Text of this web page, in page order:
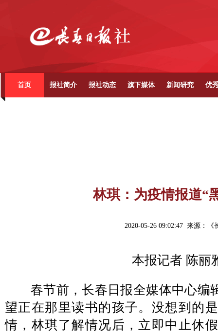
首页 报社简介 报社动态 旗下媒体 新闻研究 优
林琪：为疫情报道“
2020-05-26 09:02:47 来源：
本报记者 陈丽
春节前，长春日报全媒体中心编
望正在那里读书的孩子。没想到的
情，林琪了解情况后，立即中止休